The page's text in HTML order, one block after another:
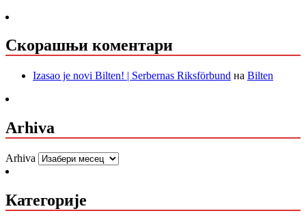
Скорашњи коментари
Izasao je novi Bilten! | Serbernas Riksförbund на Bilten
Arhiva
Arhiva
Категорије